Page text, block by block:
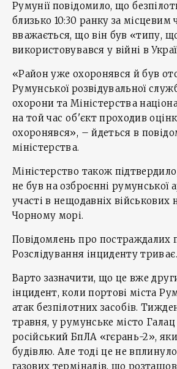
Румунії повідомило, що
близько 10:30 ранку за місцевим
вважається, що він був «типу,
використовувався у війні в
«Район уже охоронявся й був
Румунської розвідувальної
охорони та Міністерства
на той час об'єкт проходив
охоронявся», – йдеться в
міністерства.
Міністерство також
не був на озброєнні румунської
участі в нещодавніх військових
Чорному морі.
Повідомлень про постраждалих
Розслідування інциденту триває.
Варто зазначити, що це вже
інцидент, коли портові міста
атак безпілотних засобів.
травня, у румунське місто Галац
російський БпЛА «гєрань-2»,
будівлю. Але тоді це не
газових терміналів, що